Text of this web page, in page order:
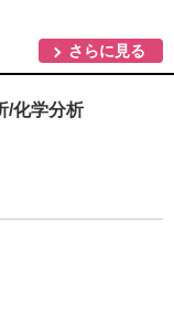
さらに見る
/化学分析